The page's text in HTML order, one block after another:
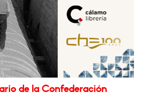
de la Confederación